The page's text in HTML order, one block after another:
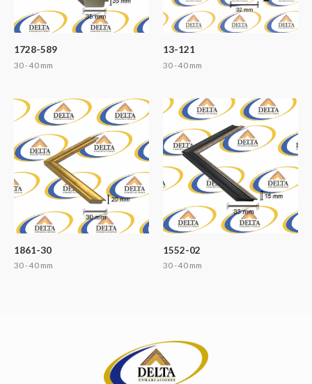
1728-589
30 - 40 mm
13-121
30 - 40 mm
1861-30
30 - 40 mm
1552-02
30 - 40 mm